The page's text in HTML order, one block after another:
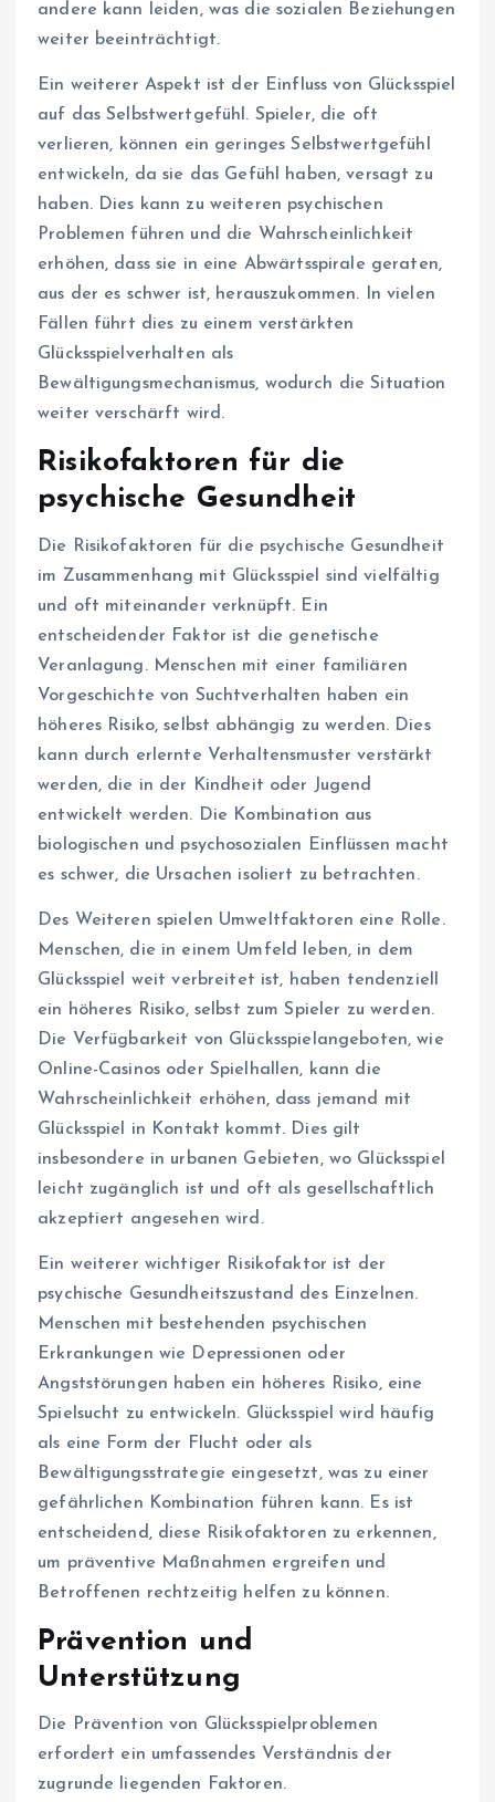
andere kann leiden, was die sozialen Beziehungen
weiter beeinträchtigt.
Ein weiterer Aspekt ist der Einfluss von Glücksspiel
auf das Selbstwertgefühl. Spieler, die oft
verlieren, können ein geringes Selbstwertgefühl
entwickeln, da sie das Gefühl haben, versagt zu
haben. Dies kann zu weiteren psychischen
Problemen führen und die Wahrscheinlichkeit
erhöhen, dass sie in eine Abwärtsspirale geraten,
aus der es schwer ist, herauszukommen. In vielen
Fällen führt dies zu einem verstärkten
Glücksspielverhalten als
Bewältigungsmechanismus, wodurch die Situation
weiter verschärft wird.
Risikofaktoren für die
psychische Gesundheit
Die Risikofaktoren für die psychische Gesundheit
im Zusammenhang mit Glücksspiel sind vielfältig
und oft miteinander verknüpft. Ein
entscheidender Faktor ist die genetische
Veranlagung. Menschen mit einer familiären
Vorgeschichte von Suchtverhalten haben ein
höheres Risiko, selbst abhängig zu werden. Dies
kann durch erlernte Verhaltensmuster verstärkt
werden, die in der Kindheit oder Jugend
entwickelt werden. Die Kombination aus
biologischen und psychosozialen Einflüssen macht
es schwer, die Ursachen isoliert zu betrachten.
Des Weiteren spielen Umweltfaktoren eine Rolle.
Menschen, die in einem Umfeld leben, in dem
Glücksspiel weit verbreitet ist, haben tendenziell
ein höheres Risiko, selbst zum Spieler zu werden.
Die Verfügbarkeit von Glücksspielangeboten, wie
Online-Casinos oder Spielhallen, kann die
Wahrscheinlichkeit erhöhen, dass jemand mit
Glücksspiel in Kontakt kommt. Dies gilt
insbesondere in urbanen Gebieten, wo Glücksspiel
leicht zugänglich ist und oft als gesellschaftlich
akzeptiert angesehen wird.
Ein weiterer wichtiger Risikofaktor ist der
psychische Gesundheitszustand des Einzelnen.
Menschen mit bestehenden psychischen
Erkrankungen wie Depressionen oder
Angststörungen haben ein höheres Risiko, eine
Spielsucht zu entwickeln. Glücksspiel wird häufig
als eine Form der Flucht oder als
Bewältigungsstrategie eingesetzt, was zu einer
gefährlichen Kombination führen kann. Es ist
entscheidend, diese Risikofaktoren zu erkennen,
um präventive Maßnahmen ergreifen und
Betroffenen rechtzeitig helfen zu können.
Prävention und
Unterstützung
Die Prävention von Glücksspielproblemen
erfordert ein umfassendes Verständnis der
zugrunde liegenden Faktoren.